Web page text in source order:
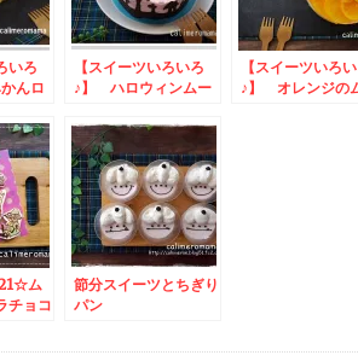
いろ
んロ
【スイーツいろいろ
♪】 ハロウィンムー
【スイーツいろ
♪】 オレンジの
ム
チョコ
節分スイーツとちぎり
パン